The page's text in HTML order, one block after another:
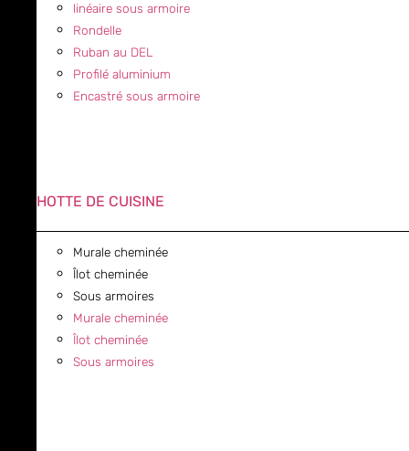
linéaire sous armoire
Rondelle
Ruban au DEL
Profilé aluminium
Encastré sous armoire
HOTTE DE CUISINE
Murale cheminée
Îlot cheminée
Sous armoires
Murale cheminée
Îlot cheminée
Sous armoires